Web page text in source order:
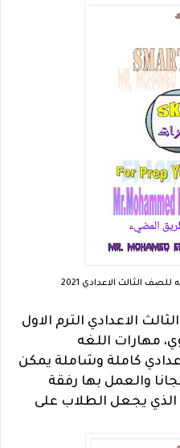
الثالث الاعدادي 2021
الاعدادي الترم الاول
مهارات اللغه
كاملة وشاملة يمكن
والعمل بها رفقة
الذي يجعل الطلاب على